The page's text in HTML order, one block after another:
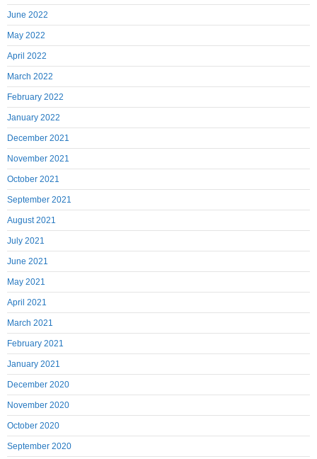
June 2022
May 2022
April 2022
March 2022
February 2022
January 2022
December 2021
November 2021
October 2021
September 2021
August 2021
July 2021
June 2021
May 2021
April 2021
March 2021
February 2021
January 2021
December 2020
November 2020
October 2020
September 2020